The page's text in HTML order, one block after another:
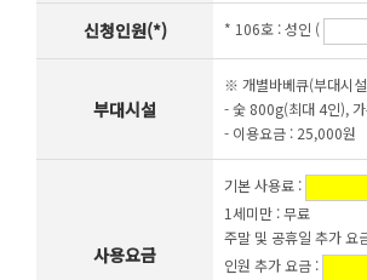
신청인원(*) * 106호 :성인 (
부대시설
※ 개별바베큐(부대시
- 숯 800g(최대 4인),
- 이용요금 : 25,000원
사용요금
기본 사용료 :
1세미만 : 무료
주말 및 공휴일 추가 요
인원 추가 요금 :